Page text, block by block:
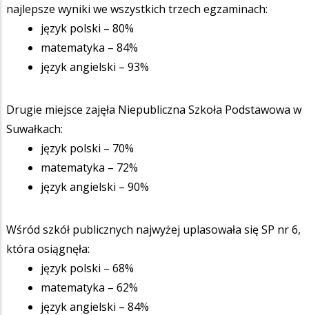
najlepsze wyniki we wszystkich trzech egzaminach:
język polski – 80%
matematyka – 84%
język angielski – 93%
Drugie miejsce zajęła Niepubliczna Szkoła Podstawowa w
Suwałkach:
język polski – 70%
matematyka – 72%
język angielski – 90%
Wśród szkół publicznych najwyżej uplasowała się SP nr 6,
która osiągnęła:
język polski – 68%
matematyka – 62%
język angielski – 84%